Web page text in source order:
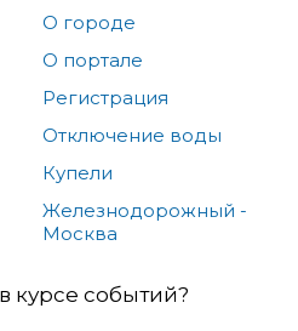
О городе
О портале
Регистрация
Отключение воды
Купели
Железнодорожный -
Москва
курсе событий?